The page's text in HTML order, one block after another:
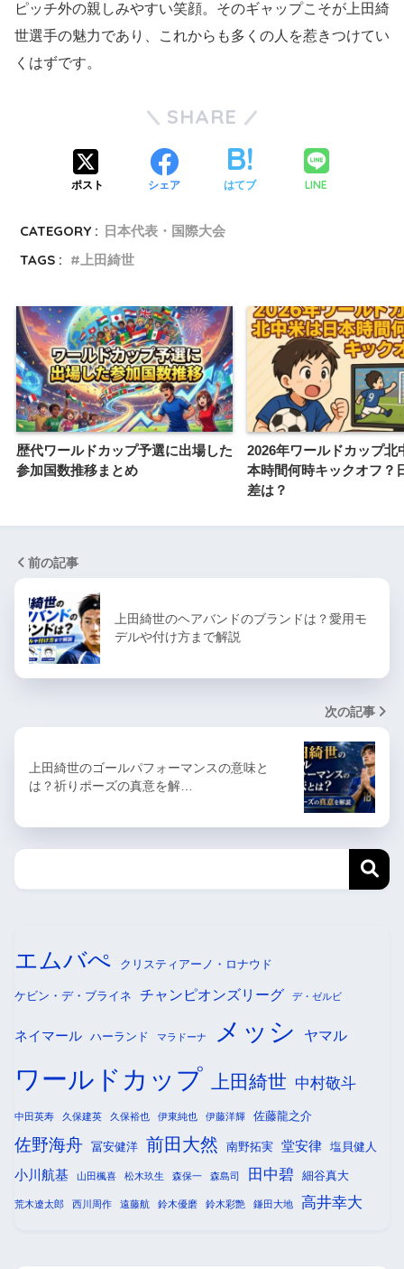
ピッチ外の親しみやすい笑顔。そのギャップこそが上田綺
世選手の魅力であり、これからも多くの人を惹きつけてい
くはずです。
SHARE
ポスト シェア はてブ LINE
CATEGORY : 日本代表・国際大会
TAGS :
上田綺世
歴代ワールドカップ予選に出場した
参加国数推移まとめ
2026年ワールドカップ北
本時間何時キックオフ？
差は？
前の記事
上田綺世のヘアバンドのブランドは？愛用モ
デルや付け方まで解説
次の記事
上田綺世のゴールパフォーマンスの意味と
は？祈りポーズの真意を解…
エムバぺ クリスティアーノ・ロナウド
ケビン・デ・ブライネ チャンピオンズリーグ デ・ゼルビ
ネイマール ハーランド マラドーナ メッシ ヤマル
ワールドカップ 上田綺世 中村敬斗
中田英寿 久保建英 久保裕也 伊東純也 伊藤洋輝 佐藤龍之介
佐野海舟 冨安健洋 前田大然 南野拓実 堂安律 塩貝健人
小川航基 山田楓喜 松木玖生 森保一 森島司 田中碧 細谷真大
荒木遼太郎 西川周作 遠藤航 鈴木優磨 鈴木彩艶 鎌田大地 高井幸大